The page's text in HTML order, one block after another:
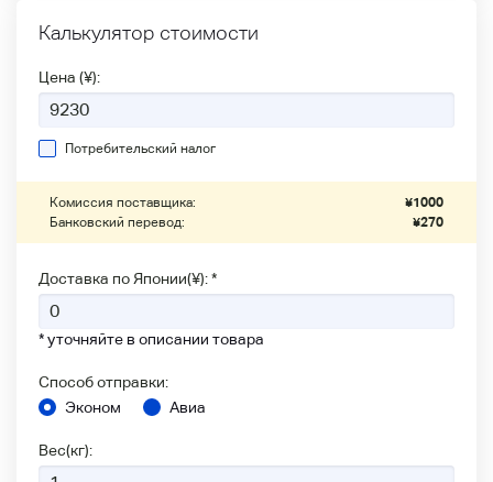
Калькулятор стоимости
Цена (¥):
Потребительский налог
Комиссия поставщика: ¥1000
Банковский перевод:
¥270
Доставка по Японии(¥): *
* уточняйте в описании товара
Способ отправки:
Эконом
Авиа
Вес(кг):